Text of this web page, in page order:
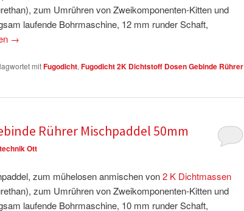
zum Umrühren von Zweikomponenten-Kitten und
laufende Bohrmaschine, 12 mm runder Schaft,
→
mitFugodicht, Fugodicht 2K Dichtstoff Dosen Gebinde Rührer
Rührer Mischpaddel 50mm
Ott
zum mühelosen anmischen von2 K Dichtmassen
zum Umrühren von Zweikomponenten-Kitten und
laufende Bohrmaschine, 10 mm runder Schaft,